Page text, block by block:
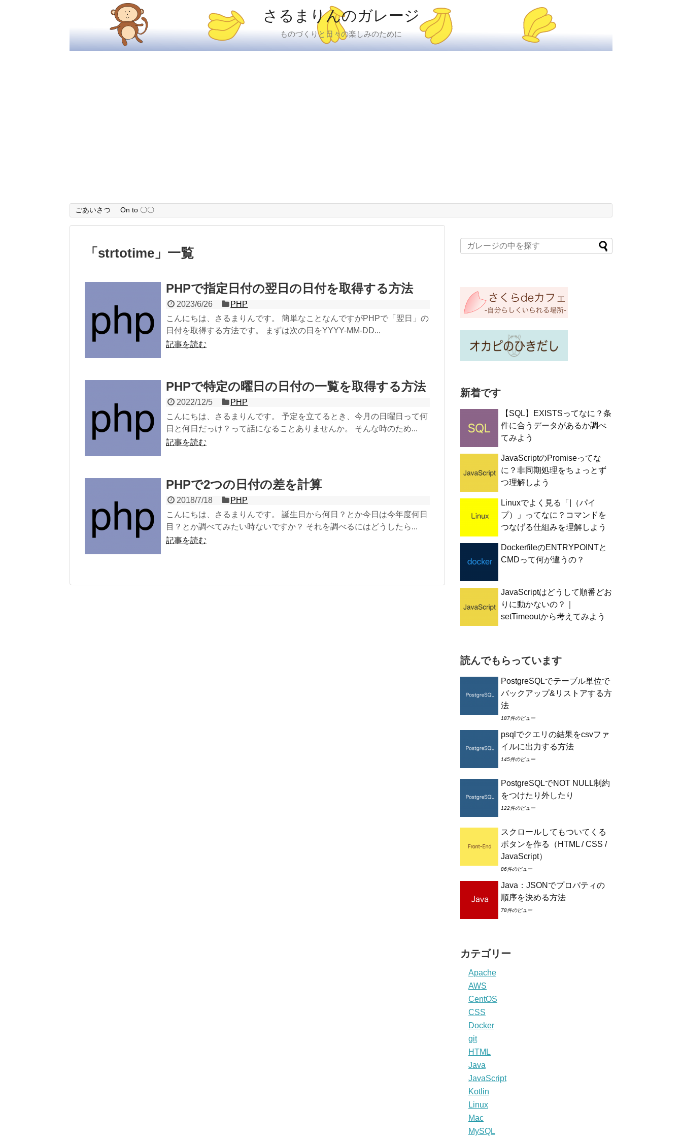
さるまりんのガレージ
ものづくりと日々の楽しみのために
ごあいさつ On to 〇〇
「 strtotime 」 一覧
PHPで指定日付の翌日の日付を取得する方法
2023/6/26
PHP
こんにちは、さるまりんです。 簡単なことなんですがPHPで「翌日」の
日付を取得する方法です。 まずは次の日をYYYY-MM-DD...
記事を読む
PHPで特定の曜日の日付の一覧を取得する方法
2022/12/5
PHP
こんにちは、さるまりんです。 予定を立てるとき、今月の日曜日って何
日と何日だっけ？って話になることありませんか。 そんな時のため...
記事を読む
PHPで2つの日付の差を計算
2018/7/18
PHP
こんにちは、さるまりんです。 誕生日から何日？とか今日は今年度何日
目？とか調べてみたい時ないですか？ それを調べるにはどうしたら...
記事を読む
新着です
【SQL】EXISTSってなに？条
件に合うデータがあるか調べ
てみよう
JavaScriptのPromiseってな
に？非同期処理をちょっとず
つ理解しよう
Linuxでよく見る「|（パイ
プ）」ってなに？コマンドを
つなげる仕組みを理解しよう
DockerfileのENTRYPOINTと
CMDって何が違うの？
JavaScriptはどうして順番どお
りに動かないの？｜
setTimeoutから考えてみよう
読んでもらっています
PostgreSQLでテーブル単位で
バックアップ&リストアする方
法
187件のビュー
psqlでクエリの結果をcsvファ
イルに出力する方法
145件のビュー
PostgreSQLでNOT NULL制約
をつけたり外したり
122件のビュー
スクロールしてもついてくる
ボタンを作る（HTML / CSS /
JavaScript）
86件のビュー
Java：JSONでプロパティの
順序を決める方法
78件のビュー
カテゴリー
Apache
AWS
CentOS
CSS
Docker
git
HTML
Java
JavaScript
Kotlin
Linux
Mac
MySQL